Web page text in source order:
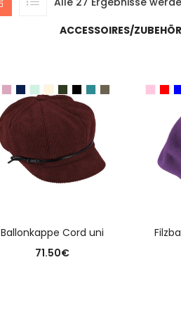
ACCESSOIRES/
Ballonkappe Cord uni
71.50€